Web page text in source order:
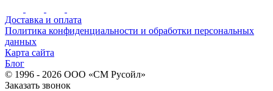
Доставка и оплата
Политика конфиденциальности и обработки персональных
данных
Карта сайта
Блог
© 1996 - 2026 ООО «СМ Русойл»
Заказать звонок